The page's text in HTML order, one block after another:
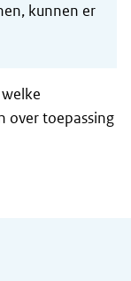
kunnen er
over toepassing